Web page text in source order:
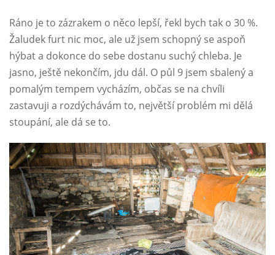
Ráno je to zázrakem o něco lepší, řekl bych tak o 30 %.
Žaludek furt nic moc, ale už jsem schopný se aspoň
hýbat a dokonce do sebe dostanu suchý chleba. Je
jasno, ještě nekončím, jdu dál. O půl 9 jsem sbalený a
pomalým tempem vycházím, občas se na chvíli
zastavuji a rozdýchávám to, největší problém mi dělá
stoupání, ale dá se to.